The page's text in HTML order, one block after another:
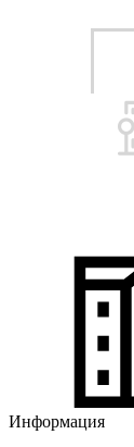
Информация